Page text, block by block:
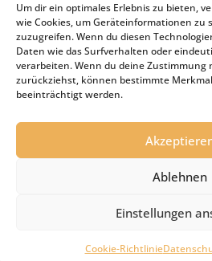
Um dir ein optimales Erlebnis zu bieten,
wie Cookies, um Geräteinformationen zu
zuzugreifen. Wenn du diesen
Daten wie das Surfverhalten oder
verarbeiten. Wenn du deine Zustimmung
zurückziehst, können bestimmte
beeinträchtigt werden.
Ablehnen
Einstellungen
Cookie-Richtlinie
Anmelden
Eintrags-Feed
Kommentar-Feed
WordPress.org
Impressum
Cookie-
(c) by independent